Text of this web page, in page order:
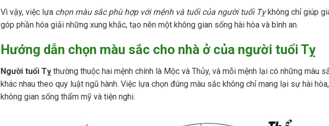
Vì vậy, việc lựachọn màu sắc phù hợp với mệnh và tuổi của người tuổi Tỵkhông chỉ giúp
góp phần hóa giải những xung khắc, tạo nên một không gian sống hài hòa và bình an.
Hướng dẫn chọn màu sắc cho nhà ở của người tuổi Tỵ
Người tuổi Tỵthường thuộc hai mệnh chính là Mộc và Thủy, và mỗi mệnh lại có những màu
khác nhau theo quy luật ngũ hành. Việc lựa chọn đúng màu sắc không chỉ mang lại sự hài
không gian sống thẩm mỹ và tiện nghi.